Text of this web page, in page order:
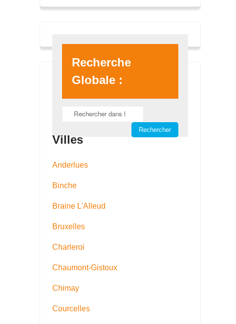
Recherche
Globale :
Villes
Anderlues
Binche
Braine L'Alleud
Bruxelles
Charleroi
Chaumont-Gistoux
Chimay
Courcelles